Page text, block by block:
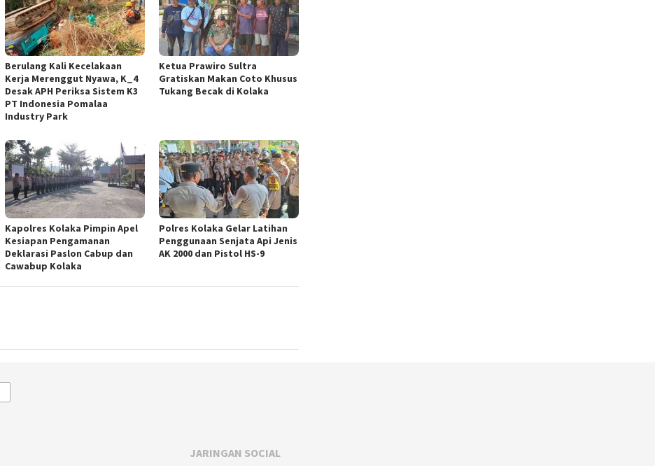
Berulang Kali Kecelakaan
Kerja Merenggut Nyawa, K_4
Desak APH Periksa Sistem K3
PT Indonesia Pomalaa
Industry Park
Ketua Prawiro Sultra
Gratiskan Makan Coto Khusus
Tukang Becak di Kolaka
Kapolres Kolaka Pimpin Apel
Kesiapan Pengamanan
Deklarasi Paslon Cabup dan
Cawabup Kolaka
Polres Kolaka Gelar Latihan
Penggunaan Senjata Api Jenis
AK 2000 dan Pistol HS-9
JARINGAN SOCIAL